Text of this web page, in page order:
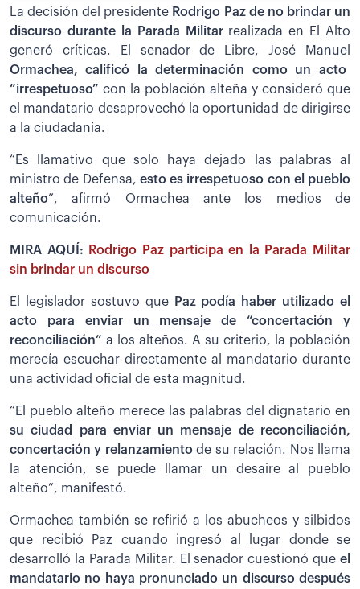
La decisión del presidente Rodrigo Paz de no brindar un
discurso durante la Parada Militar realizada en El Alto
generó críticas. El senador de Libre, José Manuel
Ormachea, calificó la determinación como un acto
“irrespetuoso” con la población alteña y consideró que
el mandatario desaprovechó la oportunidad de dirigirse
a la ciudadanía.
“Es llamativo que solo haya dejado las palabras al
ministro de Defensa, esto es irrespetuoso con el pueblo
alteño”, afirmó Ormachea ante los medios de
comunicación.
MIRA AQUÍ:
Rodrigo Paz participa en la Parada Militar
sin brindar un discurso
El legislador sostuvo que
Paz podía haber utilizado el
acto para enviar un mensaje de “concertación y
reconciliación” a los alteños. A su criterio, la población
merecía escuchar directamente al mandatario durante
una actividad oficial de esta magnitud.
“El pueblo alteño merece las palabras del dignatario en
su ciudad para enviar un mensaje de reconciliación,
concertación y relanzamientode su relación. Nos llama
la atención, se puede llamar un desaire al pueblo
alteño”, manifestó.
Ormachea también se refirió a los abucheos y silbidos
que recibió Paz cuando ingresó al lugar donde se
desarrolló la Parada Militar. El senador cuestionó que el
mandatario no haya pronunciado un discurso después